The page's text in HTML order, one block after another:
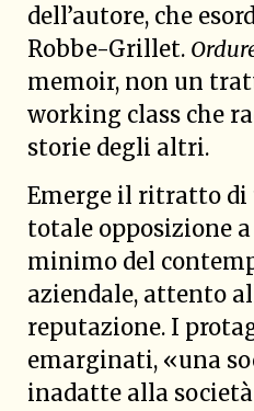
dell’autore, che
Robbe-Grillet.
memoir, non un
working class che
storie degli altri.
Emerge il ritratto
totale opposizione
minimo del
aziendale, attento
reputazione. I
emarginati, «una
inadatte alla